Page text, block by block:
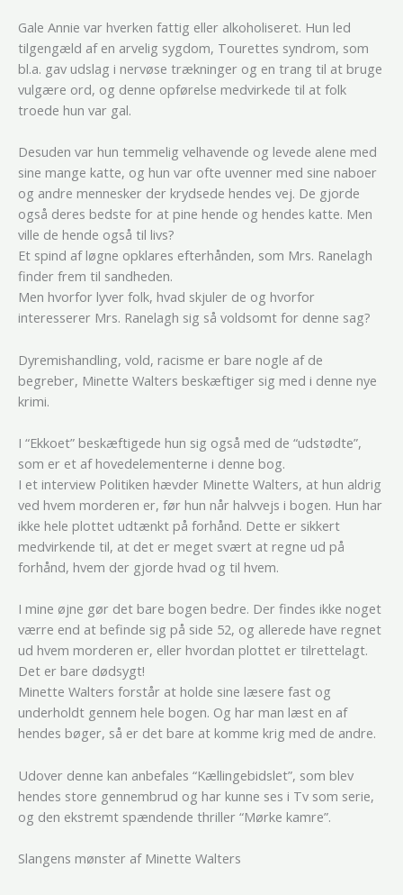
Gale Annie var hverken fattig eller alkoholiseret. Hun led
tilgengæld af en arvelig sygdom, Tourettes syndrom, som
bl.a. gav udslag i nervøse trækninger og en trang til at bruge
vulgære ord, og denne opførelse medvirkede til at folk
troede hun var gal.
Desuden var hun temmelig velhavende og levede alene med
sine mange katte, og hun var ofte uvenner med sine naboer
og andre mennesker der krydsede hendes vej. De gjorde
også deres bedste for at pine hende og hendes katte. Men
ville de hende også til livs?
Et spind af løgne opklares efterhånden, som Mrs. Ranelagh
finder frem til sandheden.
Men hvorfor lyver folk, hvad skjuler de og hvorfor
interesserer Mrs. Ranelagh sig så voldsomt for denne sag?
Dyremishandling, vold, racisme er bare nogle af de
begreber, Minette Walters beskæftiger sig med i denne nye
krimi.
I “Ekkoet” beskæftigede hun sig også med de “udstødte”,
som er et af hovedelementerne i denne bog.
I et interview Politiken hævder Minette Walters, at hun aldrig
ved hvem morderen er, før hun når halvvejs i bogen. Hun har
ikke hele plottet udtænkt på forhånd. Dette er sikkert
medvirkende til, at det er meget svært at regne ud på
forhånd, hvem der gjorde hvad og til hvem.
I mine øjne gør det bare bogen bedre. Der findes ikke noget
værre end at befinde sig på side 52, og allerede have regnet
ud hvem morderen er, eller hvordan plottet er tilrettelagt.
Det er bare dødsygt!
Minette Walters forstår at holde sine læsere fast og
underholdt gennem hele bogen. Og har man læst en af
hendes bøger, så er det bare at komme krig med de andre.
Udover denne kan anbefales “Kællingebidslet”, som blev
hendes store gennembrud og har kunne ses i Tv som serie,
og den ekstremt spændende thriller “Mørke kamre”.
Slangens mønster af Minette Walters